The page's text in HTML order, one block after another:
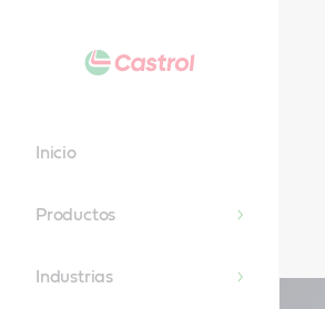
Inicio
Productos
Industrias